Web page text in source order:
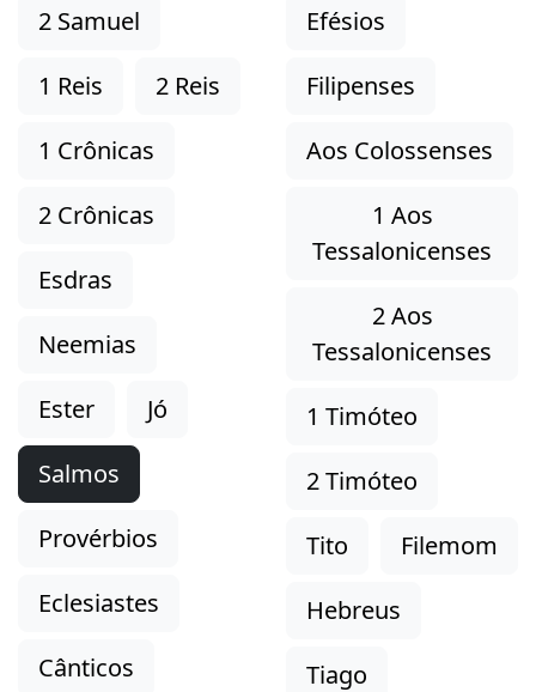
2 Samuel
1 Reis
2 Reis
1 Crônicas
2 Crônicas
Esdras
Neemias
Ester
Jó
Salmos
Provérbios
Eclesiastes
Cânticos
Efésios
Filipenses
Aos Colossenses
1 Aos
Tessalonicenses
2 Aos
Tessalonicenses
1 Timóteo
2 Timóteo
Tito
Filemom
Hebreus
Tiago